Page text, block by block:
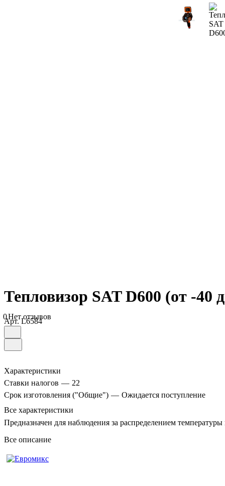
Тепловизор SAT D600 (от -40
0Нет отзывов
Арт.L6584
Характеристики
Ставки налогов — 22
Срок изготовления ("Общие") — Ожидается поступление
Все характеристики
Предназначен для наблюдения за распределением
Все описание